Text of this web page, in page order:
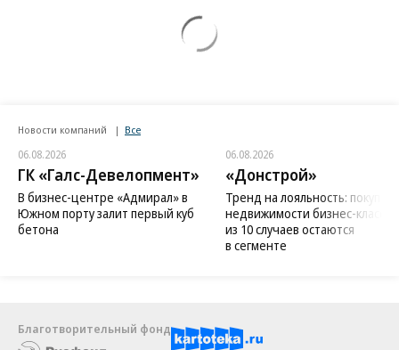
Новости компаний Все
06.08.2026
ГК «Галс-Девелопмент»
В бизнес-центре «Адмирал» в
Южном порту залит первый куб
бетона
06.08.2026
«Донстрой»
Тренд на лояльность:
недвижимости бизнес-класса
из 10 случаев остаются
в сегменте
Благотворительный фонд